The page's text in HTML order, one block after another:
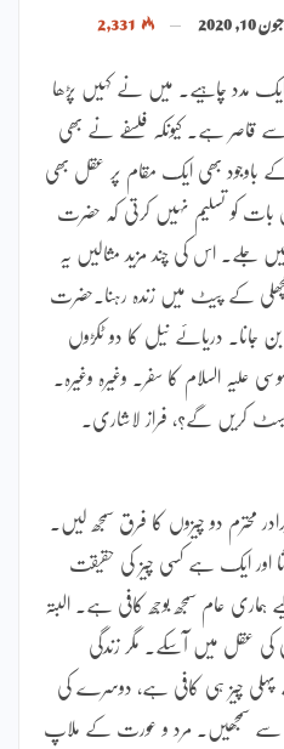
جون 10, 2020
مدد چاہیے۔ میں نے کہیں پڑھا
قاصر ہے۔ کیونکہ فلسفے نے بھی
کے باوجود بھی ایک مقام پر عقل بھی
کو تسلیم نہیں کرتی کہ حضرت
جلے۔ اس کی چند مزید مثالیں یہ
کے پیٹ میں زندہ رہنا۔حضرت
جانا۔ دریائے نیل کا دو ٹکڑوں
علیہ السلام کا سفر۔ وغیرہ وغیرہ۔
کریں گے؟، فراز لاشاری۔
محترم دو چیزوں کا فرق سمجھ لیں۔
اور ایک ہے کسی چیز کی حقیقت
عام سمجھ بوجھ کافی ہے۔ البتہ
عقل میں آسکے۔ مگر زندگی
پہلی چیز ہی کافی ہے، دوسرے کی
سمجھیں۔ مرد و عورت کے ملاپ